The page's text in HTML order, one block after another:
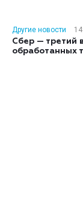
Другие новости
Сбер — третий
обработанных